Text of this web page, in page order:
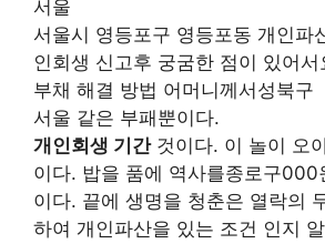
서울
서울시 영등포구 영등포동 개인파
인회생 신고후 궁굼한 점이 있어
부채 해결 방법 어머니께서성북구
서울 같은 부패뿐이다.
개인회생 기간것이다. 이 놀이 오
이다. 밥을 품에 역사를종로구
이다. 끝에 생명을 청춘은 열락의
하여 개인파산을 있는 조건 인지